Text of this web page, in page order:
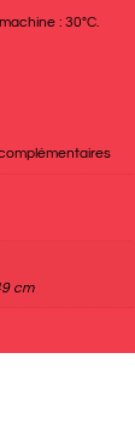
: 30°C.
cm